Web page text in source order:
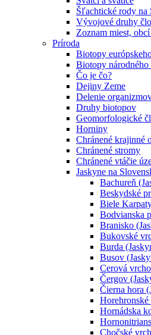
Šľachtické rody na
Vývojové druhy
Zoznam miest,
Príroda
Biotopy
Biotopy národného
Čo je čo?
Dejiny Zeme
Delenie
Druhy biotopov
Geomorfologické
Horniny
Chránené krajinné
Chránené stromy
Chránené vtáčie
Jaskyne na
Bachureň
Beskydské
Biele
Bodvianska
Branisko
Bukovské
Burda
Busov
Cerová
Čergov
Čierna hora
Horehronské
Hornádska
Chočské